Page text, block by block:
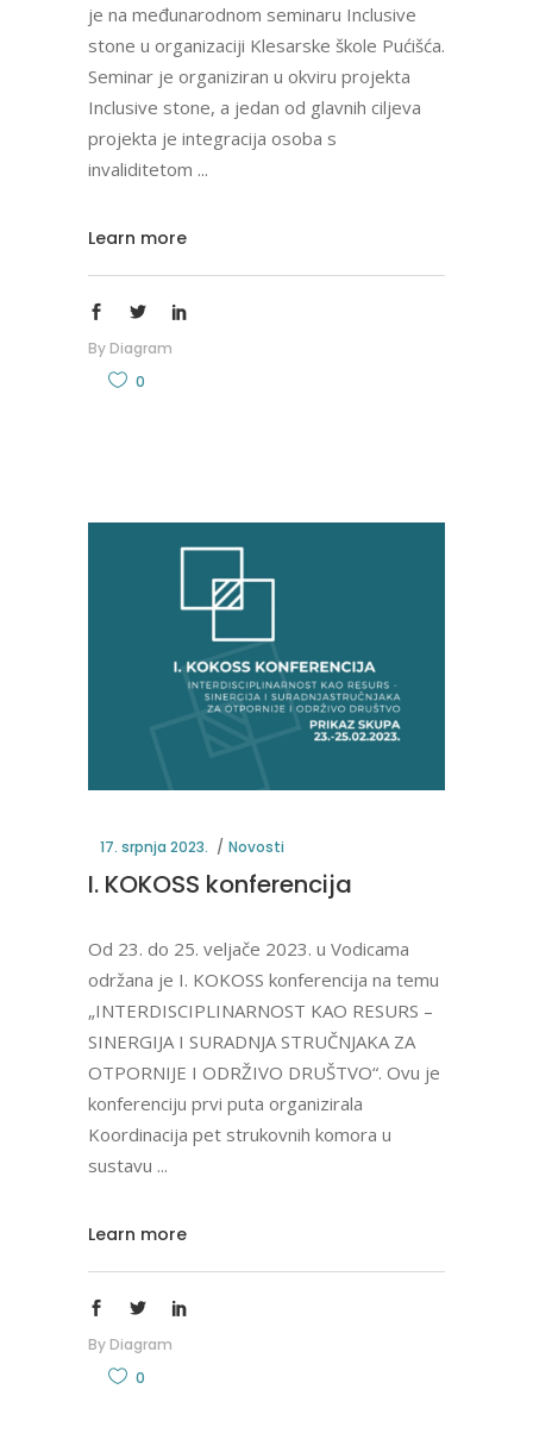
je na međunarodnom seminaru Inclusive
stone u organizaciji Klesarske škole Pućišća.
Seminar je organiziran u okviru projekta
Inclusive stone, a jedan od glavnih ciljeva
projekta je integracija osoba s
invaliditetom
Learn more
By Diagram
0
17. srpnja 2023. Novosti
I. KOKOSS konferencija
Od 23. do 25. veljače 2023. u Vodicama
održana je I. KOKOSS konferencija na temu
„INTERDISCIPLINARNOST KAO RESURS –
SINERGIJA I SURADNJA STRUČNJAKA ZA
OTPORNIJE I ODRŽIVO DRUŠTVO“. Ovu je
konferenciju prvi puta organizirala
Koordinacija pet strukovnih komora u
sustavu
Learn more
By Diagram
0